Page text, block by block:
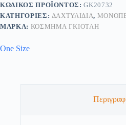
ΚΩΔΙΚΌΣ ΠΡΟΪΌΝΤΟΣ:GK20732
ΚΑΤΗΓΟΡΊΕΣ: ΔΑΧΤΥΛΊΔΙΑ,
ΜΆΡΚΑ: ΚΟΣΜΗΜΑ ΓΚΙΟΤΛΗ
One Size